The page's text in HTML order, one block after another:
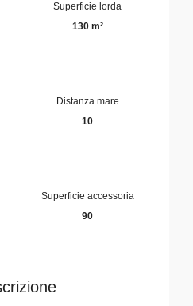
Superficie lorda
130 m²
Distanza mare
10
Superficie accessoria
90